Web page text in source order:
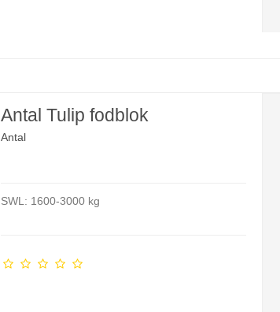
Antal Tulip fodblok
Antal
SWL: 1600-3000 kg